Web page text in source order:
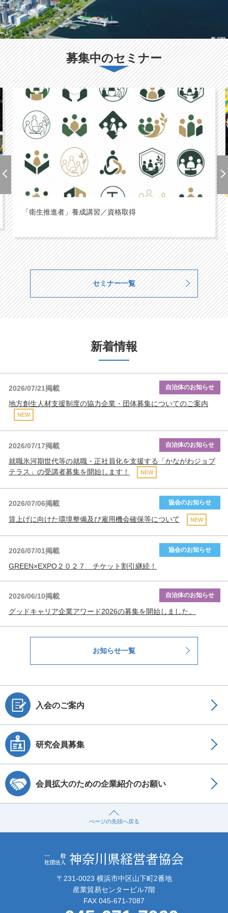
募集中のセミナー
「衛生推進者」養成講習／資格取得
セミナー一覧
新着情報
2026/07/21掲載 自治体のお知らせ
地方創生人材支援制度の協力企業・団体募集についてのご案内
NEW
2026/07/17掲載 自治体のお知らせ
就職氷河期世代等の就職・正社員化を支援する「かながわジョブ
テラス」の受講者募集を開始します！
NEW
2026/07/06掲載 協会のお知らせ
賃上げに向けた環境整備及び雇用機会確保等について NEW
2026/07/01掲載 協会のお知らせ
GREEN×EXPO２０２７ チケット割引継続！
2026/06/10掲載 自治体のお知らせ
グッドキャリア企業アワード2026の募集を開始しました。
お知らせ一覧
入会のご案内
研究会員募集
会員拡大のための企業紹介のお願い
ぺージの先頭へ戻る
〒231-0023 横浜市中区山下町2番地
産業貿易センタービル7階
FAX 045-671-7087